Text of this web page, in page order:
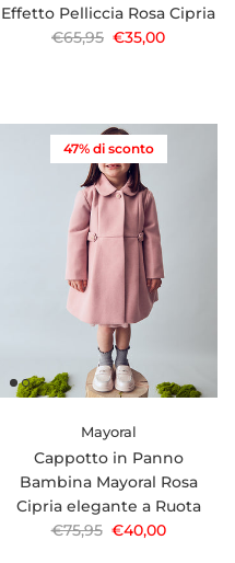
Effetto Pelliccia Rosa Cipria
Prezzo normale
€65,95 Prezzo di
€35,00
47% di sconto
Mayoral
Cappotto in Panno
Bambina Mayoral Rosa
Cipria elegante a Ruota
Prezzo normale
€75,95 Prezzo di
€40,00